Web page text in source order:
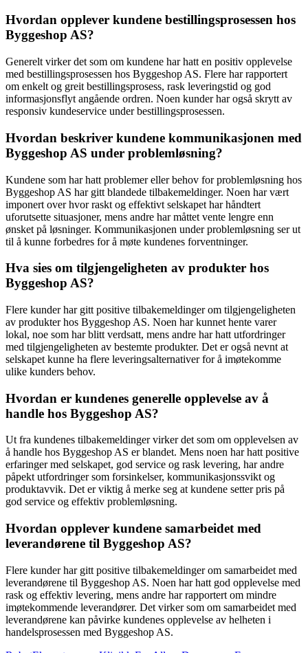
Hvordan opplever kundene bestillingsprosessen hos
Byggeshop AS?
Generelt virker det som om kundene har hatt en positiv opplevelse
med bestillingsprosessen hos Byggeshop AS. Flere har rapportert
om enkelt og greit bestillingsprosess, rask leveringstid og god
informasjonsflyt angående ordren. Noen kunder har også skrytt av
responsiv kundeservice under bestillingsprosessen.
Hvordan beskriver kundene kommunikasjonen med
Byggeshop AS under problemløsning?
Kundene som har hatt problemer eller behov for problemløsning hos
Byggeshop AS har gitt blandede tilbakemeldinger. Noen har vært
imponert over hvor raskt og effektivt selskapet har håndtert
uforutsette situasjoner, mens andre har måttet vente lengre enn
ønsket på løsninger. Kommunikasjonen under problemløsning ser ut
til å kunne forbedres for å møte kundenes forventninger.
Hva sies om tilgjengeligheten av produkter hos
Byggeshop AS?
Flere kunder har gitt positive tilbakemeldinger om tilgjengeligheten
av produkter hos Byggeshop AS. Noen har kunnet hente varer
lokal, noe som har blitt verdsatt, mens andre har hatt utfordringer
med tilgjengeligheten av bestemte produkter. Det er også nevnt at
selskapet kunne ha flere leveringsalternativer for å imøtekomme
ulike kunders behov.
Hvordan er kundenes generelle opplevelse av å
handle hos Byggeshop AS?
Ut fra kundenes tilbakemeldinger virker det som om opplevelsen av
å handle hos Byggeshop AS er blandet. Mens noen har hatt positive
erfaringer med selskapet, god service og rask levering, har andre
påpekt utfordringer som forsinkelser, kommunikasjonssvikt og
produktavvik. Det er viktig å merke seg at kundene setter pris på
god service og effektiv problemløsning.
Hvordan opplever kundene samarbeidet med
leverandørene til Byggeshop AS?
Flere kunder har gitt positive tilbakemeldinger om samarbeidet med
leverandørene til Byggeshop AS. Noen har hatt god opplevelse med
rask og effektiv levering, mens andre har rapportert om mindre
imøtekommende leverandører. Det virker som om samarbeidet med
leverandørene kan påvirke kundenes opplevelse av helheten i
handelsprosessen med Byggeshop AS.